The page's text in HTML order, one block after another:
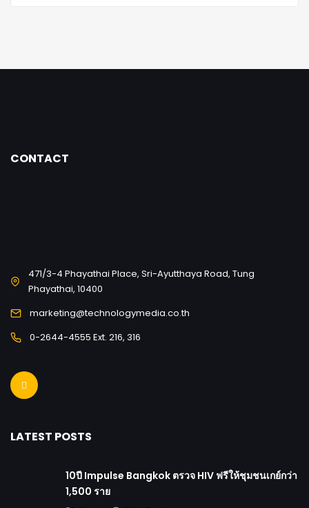
CONTACT
471/3-4 Phayathai Place, Sri-Ayutthaya Road, Tung
Phayathai, 10400
marketing@technologymedia.co.th
0-2644-4555 Ext. 216, 316
LATEST POSTS
10ปี Impulse Bangkok ตรวจ HIV ฟรีให้ชุมชนเกย์กว่า
1,500 ราย